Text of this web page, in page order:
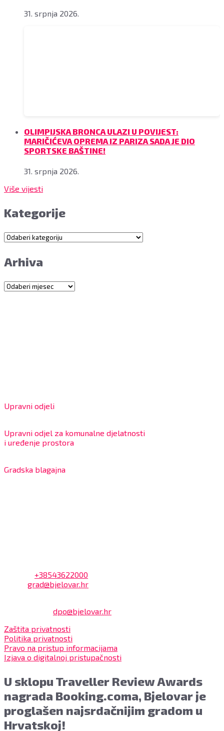
31. srpnja 2026.
OLIMPIJSKA BRONCA ULAZI U POVIJEST:
MARIČIĆEVA OPREMA IZ PARIZA SADA JE DIO
SPORTSKE BAŠTINE!
31. srpnja 2026.
Više vijesti
Kategorije
Kategorije
Arhiva
Arhiva
Upravni odjeli
Upravni odjel za komunalne djelatnosti
i uređenje prostora
Gradska blagajna
+38543622000
grad@bjelovar.hr
dpo@bjelovar.hr
Zaštita privatnosti
Politika privatnosti
Pravo na pristup informacijama
Izjava o digitalnoj pristupačnosti
U sklopu Traveller Review Awards
nagrada Booking.coma, Bjelovar je
proglašen najsrdačnijim gradom u
Hrvatskoj!